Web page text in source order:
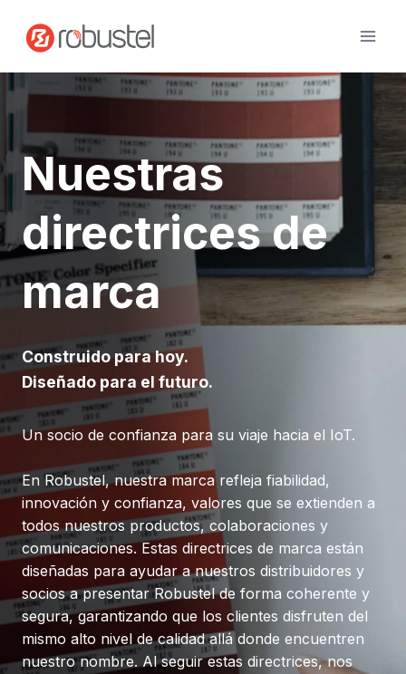
contenido
Nuestras
directrices de
marca
Construido para hoy.
Diseñado para el futuro.
Un socio de confianza para su viaje hacia el IoT.
En Robustel, nuestra marca refleja fiabilidad,
innovación y confianza, valores que se extienden a
todos nuestros productos, colaboraciones y
comunicaciones. Estas directrices de marca están
diseñadas para ayudar a nuestros distribuidores y
socios a presentar Robustel de forma coherente y
segura, garantizando que los clientes disfruten del
mismo alto nivel de calidad allá donde encuentren
nuestro nombre. Al seguir estas directrices, nos